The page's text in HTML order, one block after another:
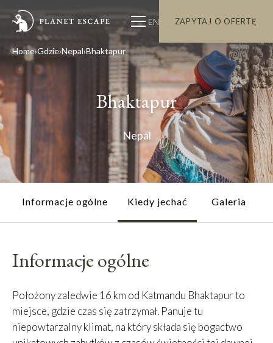
EN ZAPYTAJ O OFERTĘ
Home Gdzie Nepal Bhaktapur
Bhaktapur
Nepal
Informacje ogólne Kiedy jechać Galeria
Informacje ogólne
Położony zaledwie 16 km od Katmandu Bhaktapur to
miejsce, gdzie czas się zatrzymał. Panuje tu
niepowtarzalny klimat, na który składa się bogactwo